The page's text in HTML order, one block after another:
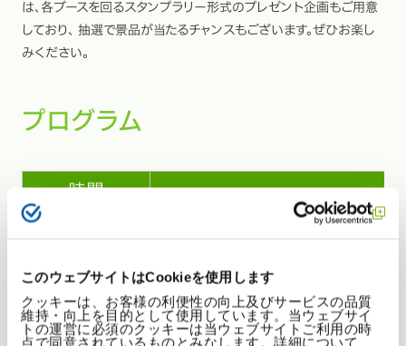
このウェブサイトはCookieを使用します
クッキーは、お客様の利便性の向上及びサービスの品質
維持・向上を目的として使用しています。当ウェブサイ
トの運営に必須のクッキーは当ウェブサイトご利用の時
点で同意されているものとみなします。詳細について
は、各ブースを回るスタンプラリー形式のプレゼント企画もご用意
しており、 抽選で景品が当たるチャンスもございます。ぜひお楽し
みください。
プログラム
時間
14:45～14:50
オープニング挨拶
株式会社ティーガイア
店舗で使えるカメラ×AI活用、4つのステッ